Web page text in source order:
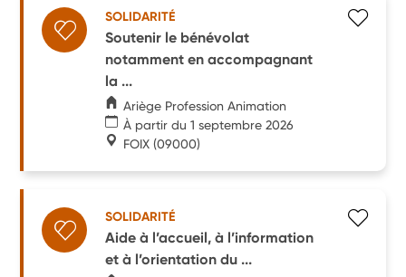
SOLIDARITÉ
Soutenir le bénévolat
notamment en accompagnant
la ...
Ariège Profession Animation
À partir du 1 septembre 2026
FOIX (09000)
SOLIDARITÉ
Aide à l’accueil, à l’information
et à l’orientation du ...